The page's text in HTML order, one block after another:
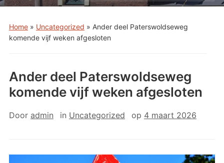
menu
Home» Uncategorized » Ander deel Paterswoldseweg
komende vijf weken afgesloten
Ander deel Paterswoldseweg
komende vijf weken afgesloten
Door admin in Uncategorized op 4 maart 2026